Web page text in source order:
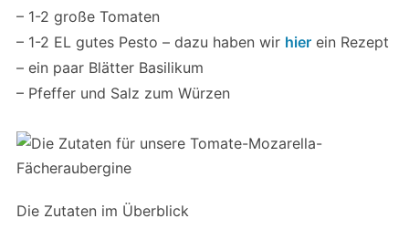
– 1-2 große Tomaten
– 1-2 EL gutes Pesto – dazu haben wir hierein Rezept
– ein paar Blätter Basilikum
– Pfeffer und Salz zum Würzen
Die Zutaten im Überblick